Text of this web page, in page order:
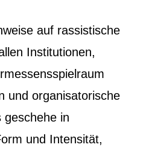
auf rassistische
Institutionen,
und organisatorische
geschehe in
und Intensität,